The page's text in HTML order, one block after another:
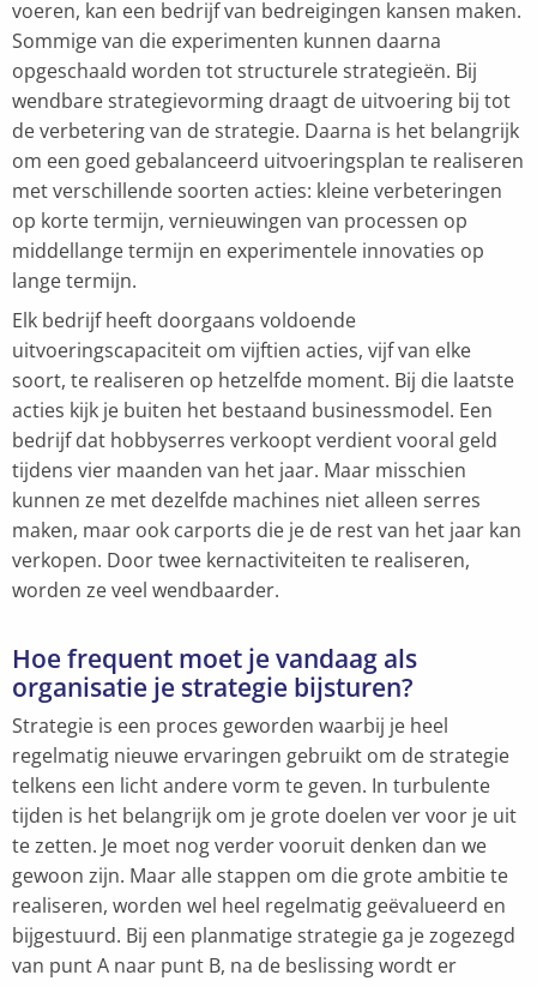
voeren, kan een bedrijf van bedreigingen kansen maken.
Sommige van die experimenten kunnen daarna
opgeschaald worden tot structurele strategieën. Bij
wendbare strategievorming draagt de uitvoering bij tot
de verbetering van de strategie. Daarna is het belangrijk
om een goed gebalanceerd uitvoeringsplan te realiseren
met verschillende soorten acties: kleine verbeteringen
op korte termijn, vernieuwingen van processen op
middellange termijn en experimentele innovaties op
lange termijn.
Elk bedrijf heeft doorgaans voldoende
uitvoeringscapaciteit om vijftien acties, vijf van elke
soort, te realiseren op hetzelfde moment. Bij die laatste
acties kijk je buiten het bestaand businessmodel. Een
bedrijf dat hobbyserres verkoopt verdient vooral geld
tijdens vier maanden van het jaar. Maar misschien
kunnen ze met dezelfde machines niet alleen serres
maken, maar ook carports die je de rest van het jaar kan
verkopen. Door twee kernactiviteiten te realiseren,
worden ze veel wendbaarder.
Hoe frequent moet je vandaag als
organisatie je strategie bijsturen?
Strategie is een proces geworden waarbij je heel
regelmatig nieuwe ervaringen gebruikt om de strategie
telkens een licht andere vorm te geven. In turbulente
tijden is het belangrijk om je grote doelen ver voor je uit
te zetten. Je moet nog verder vooruit denken dan we
gewoon zijn. Maar alle stappen om die grote ambitie te
realiseren, worden wel heel regelmatig geëvalueerd en
bijgestuurd. Bij een planmatige strategie ga je zogezegd
van punt A naar punt B, na de beslissing wordt er